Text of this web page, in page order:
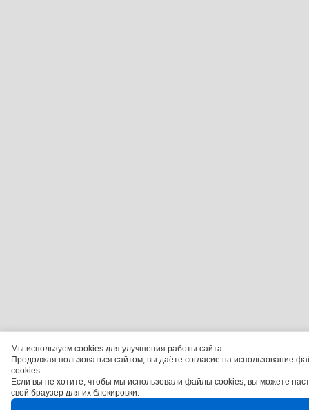
Мы используем cookies для улучшения работы сайта.
Продолжая пользоваться сайтом, вы даёте согласие на использование
cookies.
Если вы не хотите, чтобы мы использовали файлы cookies, вы можете
свой браузер для их блокировки.